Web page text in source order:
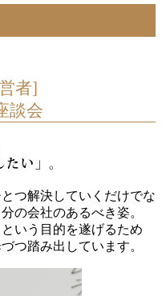
者]
談会
い」。
つ解決していくだけでな
の会社のあるべき姿。
いう目的を遂げるため
つ踏み出しています。